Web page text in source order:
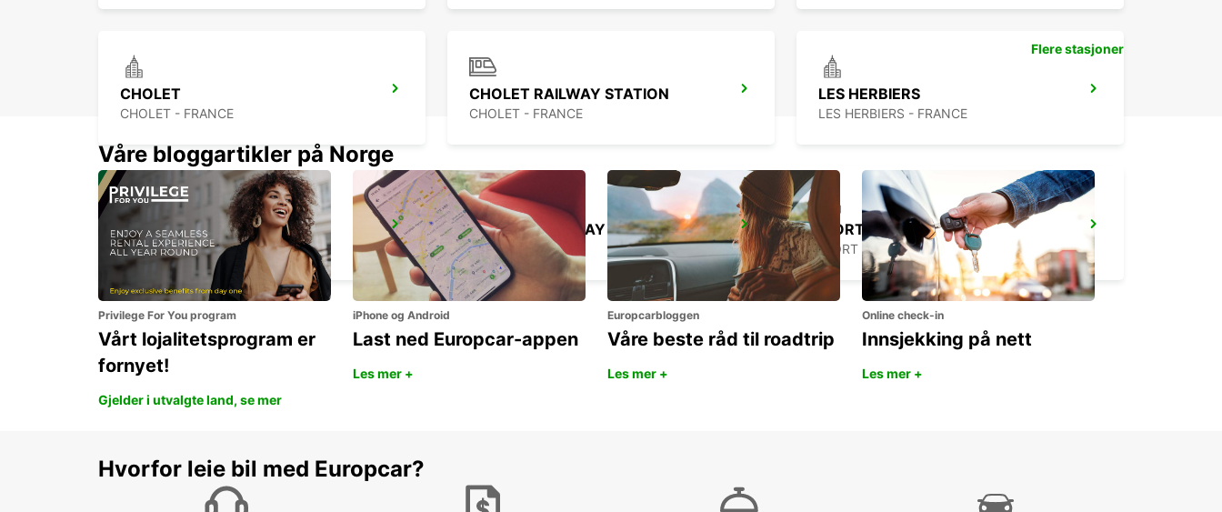
CHOLET
CHOLET - FRANCE
CHOLET RAILWAY STATION
CHOLET - FRANCE
LES HERBIERS
LES HERBIERS - FRANCE
NIORT RAILWAY STATION
NIORT - FRANCE
SAUMUR RAILWAY STATION
SAUMUR - FRANCE
NIORT
NIORT - FRANCE
Flere stasjoner
Våre bloggartikler på Norge
Privilege For You program
Vårt lojalitetsprogram er
fornyet!
Gjelder i utvalgte land, se mer
iPhone og Android
Last ned Europcar-appen
Les mer +
Europcarbloggen
Våre beste råd til roadtrip
Les mer +
Online check-in
Innsjekking på nett
Les mer +
Hvorfor leie bil med Europcar?